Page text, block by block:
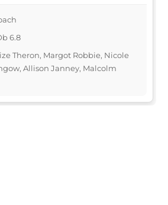
6.8
Theron, Margot Robbie, Nicole
Allison Janney, Malcolm